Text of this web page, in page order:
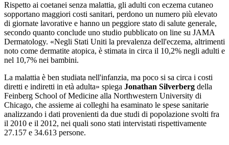
Rispetto ai coetanei senza malattia, gli adulti con eczema cutaneo
sopportano maggiori costi sanitari, perdono un numero più elevato
di giornate lavorative e hanno un peggiore stato di salute generale,
secondo quanto conclude uno studio pubblicato on line su JAMA
Dermatology. «Negli Stati Uniti la prevalenza dell'eczema, altrimenti
noto come dermatite atopica, è stimata in circa il 10,2% negli adulti e
nel 10,7% nei bambini.
La malattia è ben studiata nell'infanzia, ma poco si sa circa i costi
diretti e indiretti in età adulta» spiega Jonathan Silverberg della
Feinberg School of Medicine alla Northwestern University di
Chicago, che assieme ai colleghi ha esaminato le spese sanitarie
analizzando i dati provenienti da due studi di popolazione svolti fra
il 2010 e il 2012, nei quali sono stati intervistati rispettivamente
27.157 e 34.613 persone.